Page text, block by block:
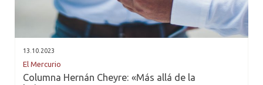
13.10.2023
El Mercurio
Columna Hernán Cheyre: «Más allá de la